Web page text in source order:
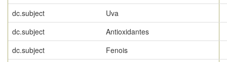
dc.subject
Uva
dc.subject
Antioxidantes
dc.subject
Fenois